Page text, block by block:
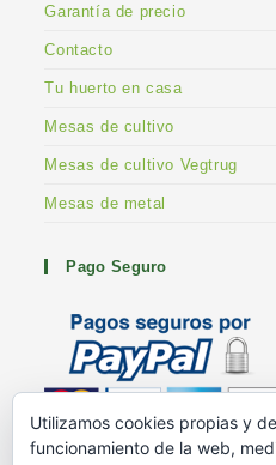
Garantía de precio
Contacto
Tu huerto en casa
Mesas de cultivo
Mesas de cultivo Vegtrug
Mesas de metal
Pago Seguro
Utilizamos cookies propias y
funcionamiento de la web,